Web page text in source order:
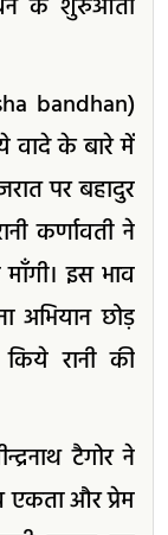
के शुरुआती
bandhan)
वादे के बारे में
पर बहादुर
कर्णावती ने
इस भाव
अभियान छोड़
रानी की
टैगोर ने
और प्रेम